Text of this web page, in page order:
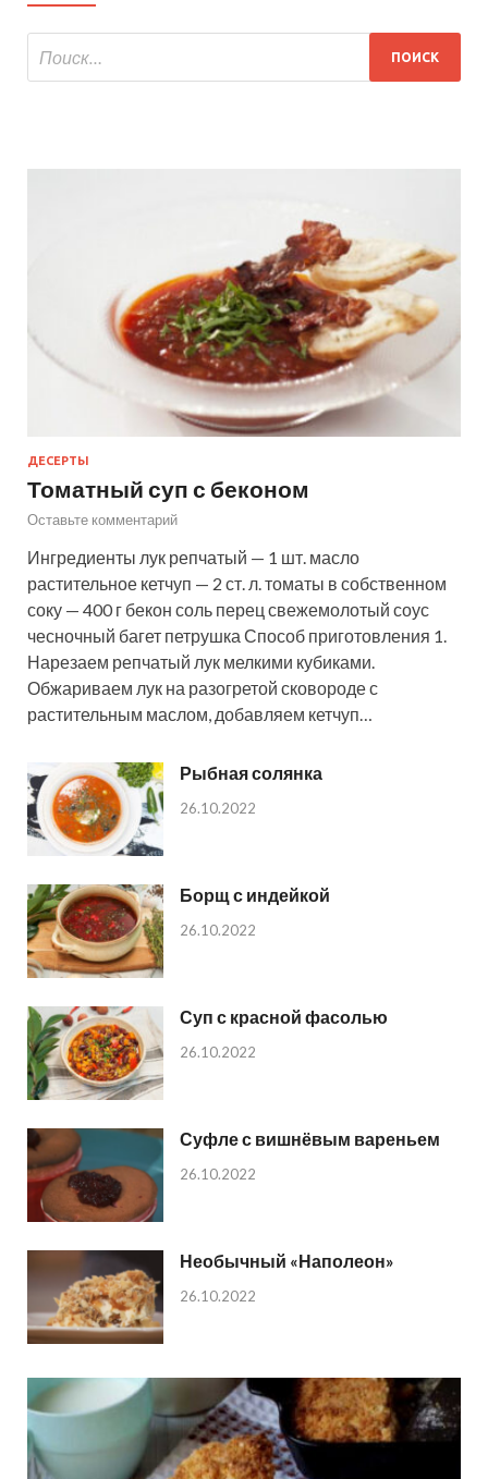
ДЕСЕРТЫ
Томатный суп с беконом
Оставьте комментарий
Ингредиенты лук репчатый — 1 шт. масло
растительное кетчуп — 2 ст. л. томаты в собственном
соку — 400 г бекон соль перец свежемолотый соус
чесночный багет петрушка Способ приготовления 1.
Нарезаем репчатый лук мелкими кубиками.
Обжариваем лук на разогретой сковороде с
растительным маслом, добавляем кетчуп…
Рыбная солянка
26.10.2022
Борщ с индейкой
26.10.2022
Суп с красной фасолью
26.10.2022
Суфле с вишнёвым вареньем
26.10.2022
Необычный «Наполеон»
26.10.2022